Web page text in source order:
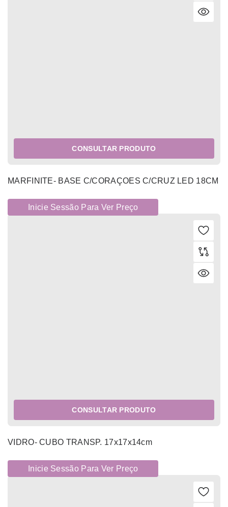
CONSULTAR PRODUTO
MARFINITE- BASE C/CORAÇOES C/CRUZ LED 18CM
Inicie Sessão Para Ver Preço
CONSULTAR PRODUTO
VIDRO- CUBO TRANSP. 17x17x14cm
Inicie Sessão Para Ver Preço